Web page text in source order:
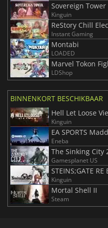
Sovereign Tower
Kinguin
ReStory Chill
Instant Gaming
Montabi
LOADED
Marvel Tokon
LDShop
BINNENKORT BESCHIKBAAR
Hell Let Loose
Kinguin
EA SPORTS
Eneba
The Sinking City
Gamesplanet US
STEINS;GATE RE
Kinguin
Mortal Shell II
Steam